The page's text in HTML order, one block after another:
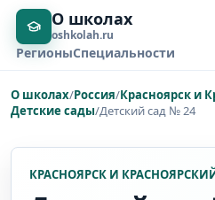
О школах
oshkolah.ru
РегионыСпециальности
О школах/Россия/Красноярск и
Детские сады/Детский сад № 24
КРАСНОЯРСК И